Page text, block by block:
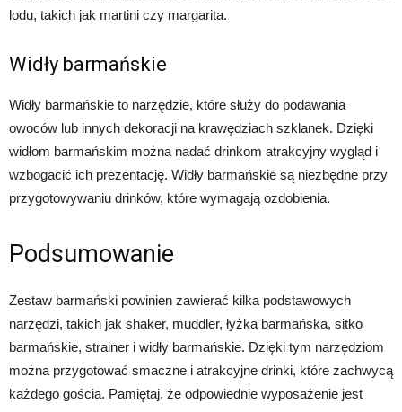
lodu, takich jak martini czy margarita.
Widły barmańskie
Widły barmańskie to narzędzie, które służy do podawania
owoców lub innych dekoracji na krawędziach szklanek. Dzięki
widłom barmańskim można nadać drinkom atrakcyjny wygląd i
wzbogacić ich prezentację. Widły barmańskie są niezbędne przy
przygotowywaniu drinków, które wymagają ozdobienia.
Podsumowanie
Zestaw barmański powinien zawierać kilka podstawowych
narzędzi, takich jak shaker, muddler, łyżka barmańska, sitko
barmańskie, strainer i widły barmańskie. Dzięki tym narzędziom
można przygotować smaczne i atrakcyjne drinki, które zachwycą
każdego gościa. Pamiętaj, że odpowiednie wyposażenie jest